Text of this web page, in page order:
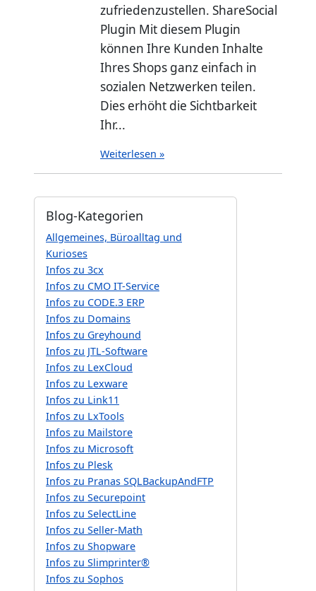
zufriedenzustellen. ShareSocial
Plugin Mit diesem Plugin
können Ihre Kunden Inhalte
Ihres Shops ganz einfach in
sozialen Netzwerken teilen.
Dies erhöht die Sichtbarkeit
Ihr...
Weiterlesen »
Blog-Kategorien
Allgemeines, Büroalltag und
Kurioses
Infos zu 3cx
Infos zu CMO IT-Service
Infos zu CODE.3 ERP
Infos zu Domains
Infos zu Greyhound
Infos zu JTL-Software
Infos zu LexCloud
Infos zu Lexware
Infos zu Link11
Infos zu LxTools
Infos zu Mailstore
Infos zu Microsoft
Infos zu Plesk
Infos zu Pranas SQLBackupAndFTP
Infos zu Securepoint
Infos zu SelectLine
Infos zu Seller-Math
Infos zu Shopware
Infos zu Slimprinter®
Infos zu Sophos